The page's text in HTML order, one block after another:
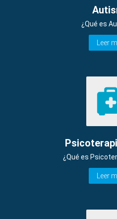
¿Qué es
Leer
¿Qué es
Leer